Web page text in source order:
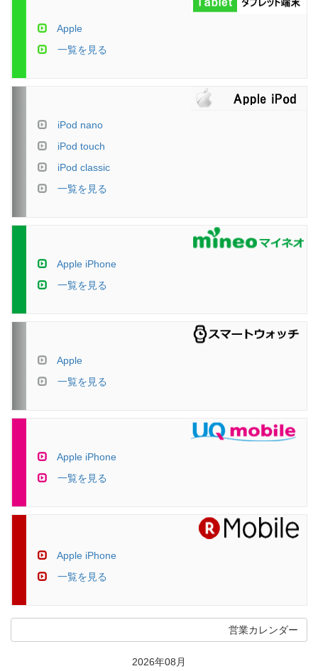
Apple
一覧を見る
iPod nano
iPod touch
iPod classic
一覧を見る
Apple iPhone
一覧を見る
Apple
一覧を見る
Apple iPhone
一覧を見る
Apple iPhone
一覧を見る
営業カレンダー
2026年08月